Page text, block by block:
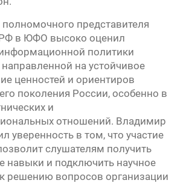
полномочного представителя
в ЮФО высоко оценил
политики
направленной на устойчивое
ценностей и ориентиров
поколения России, особенно в
и
отношений. Владимир
уверенность в том, что участие
слушателям получить
навыки и подключить научное
решению вопросов организации